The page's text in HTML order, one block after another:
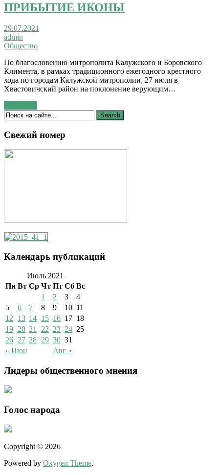
ПРИБЫТИЕ ИКОНЫ
29.07.2021
admin
Общество
По благословению митрополита Калужского и Боровского
Климента, в рамках традиционного ежегодного крестного
хода по городам Калужской митрополии, 27 июля в
Хвастовичский район на поклонение верующим…
Свежий номер
Календарь публикаций
Июль 2021
Пн Вт Ср Чт Пт Сб Вс
« Июн Авг »
1 2 3
4
5
6 7 8 9 10 11
12
13 14 15 16 17 18
19 20 21 22 23 24 25
26 27 28 29 30 31
Лидеры общественного мнения
Голос народа
Copyright © 2026
Powered by Oxygen Theme.